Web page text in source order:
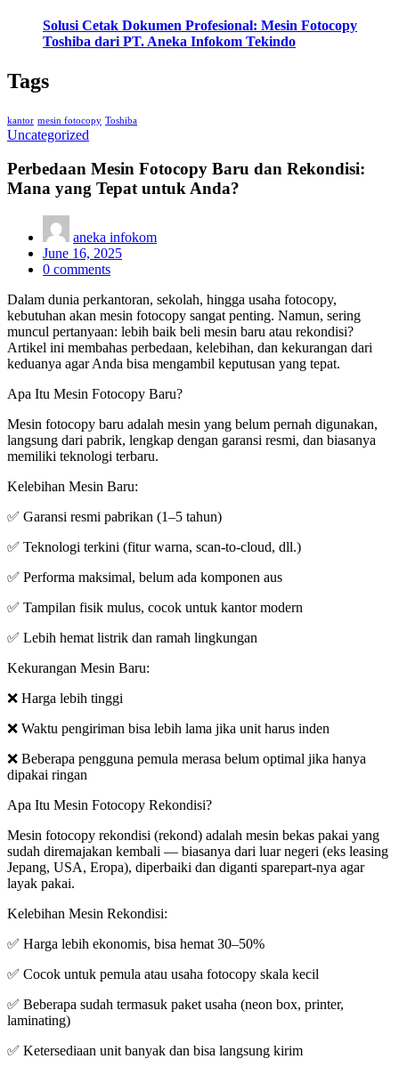
Solusi Cetak Dokumen Profesional: Mesin Fotocopy
Toshiba dari PT. Aneka Infokom Tekindo
Tags
kantor mesin fotocopy Toshiba
Uncategorized
Perbedaan Mesin Fotocopy Baru dan Rekondisi:
Mana yang Tepat untuk Anda?
aneka infokom
Posted
on
June 16, 2025
0 comments
Dalam dunia perkantoran, sekolah, hingga usaha fotocopy,
kebutuhan akan mesin fotocopy sangat penting. Namun, sering
muncul pertanyaan: lebih baik beli mesin baru atau rekondisi?
Artikel ini membahas perbedaan, kelebihan, dan kekurangan dari
keduanya agar Anda bisa mengambil keputusan yang tepat.
Apa Itu Mesin Fotocopy Baru?
Mesin fotocopy baru adalah mesin yang belum pernah digunakan,
langsung dari pabrik, lengkap dengan garansi resmi, dan biasanya
memiliki teknologi terbaru.
Kelebihan Mesin Baru:
✅ Garansi resmi pabrikan (1–5 tahun)
✅ Teknologi terkini (fitur warna, scan-to-cloud, dll.)
✅ Performa maksimal, belum ada komponen aus
✅ Tampilan fisik mulus, cocok untuk kantor modern
✅ Lebih hemat listrik dan ramah lingkungan
Kekurangan Mesin Baru:
❌ Harga lebih tinggi
❌ Waktu pengiriman bisa lebih lama jika unit harus inden
❌ Beberapa pengguna pemula merasa belum optimal jika hanya
dipakai ringan
Apa Itu Mesin Fotocopy Rekondisi?
Mesin fotocopy rekondisi (rekond) adalah mesin bekas pakai yang
sudah diremajakan kembali — biasanya dari luar negeri (eks leasing
Jepang, USA, Eropa), diperbaiki dan diganti sparepart-nya agar
layak pakai.
Kelebihan Mesin Rekondisi:
✅ Harga lebih ekonomis, bisa hemat 30–50%
✅ Cocok untuk pemula atau usaha fotocopy skala kecil
✅ Beberapa sudah termasuk paket usaha (neon box, printer,
laminating)
✅ Ketersediaan unit banyak dan bisa langsung kirim